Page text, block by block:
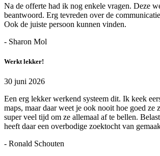
Na de offerte had ik nog enkele vragen. Deze
beantwoord. Erg tevreden over de
Ook de juiste persoon kunnen vinden.
- Sharon Mol
Werkt lekker!
30 juni 2026
Een erg lekker werkend systeem dit. Ik keek
maps, maar daar weet je ook nooit hoe goed ze
super veel tijd om ze allemaal af te bellen.
heeft daar een overbodige zoektocht van
- Ronald Schouten